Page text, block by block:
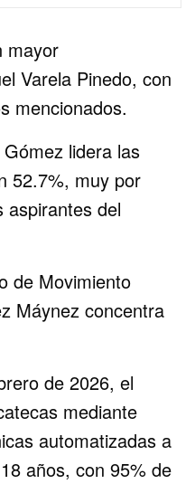
mayor
Varela Pinedo, con
mencionados.
lidera las
52.7%, muy por
aspirantes del
de Movimiento
Máynez concentra
de 2026, el
mediante
automatizadas a
años, con 95% de